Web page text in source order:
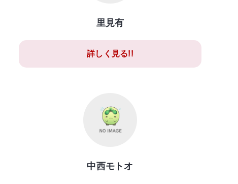
里見有
詳しく見る!!
中西モトオ